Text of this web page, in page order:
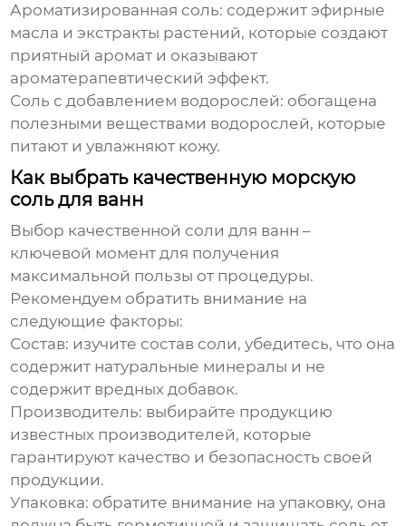
Ароматизированная соль: содержит эфирные
масла и экстракты растений, которые создают
приятный аромат и оказывают
ароматерапевтический эффект.
Соль с добавлением водорослей: обогащена
полезными веществами водорослей, которые
питают и увлажняют кожу.
Как выбрать качественную морскую
соль для ванн
Выбор качественной соли для ванн –
ключевой момент для получения
максимальной пользы от процедуры.
Рекомендуем обратить внимание на
следующие факторы:
Состав: изучите состав соли, убедитесь, что она
содержит натуральные минералы и не
содержит вредных добавок.
Производитель: выбирайте продукцию
известных производителей, которые
гарантируют качество и безопасность своей
продукции.
Упаковка: обратите внимание на упаковку, она